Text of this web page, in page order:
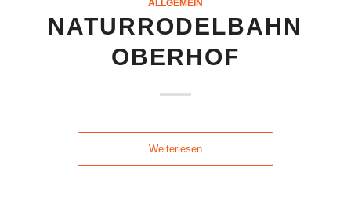
ALLGEMEIN
NATURRODELBAHN
OBERHOF
Weiterlesen